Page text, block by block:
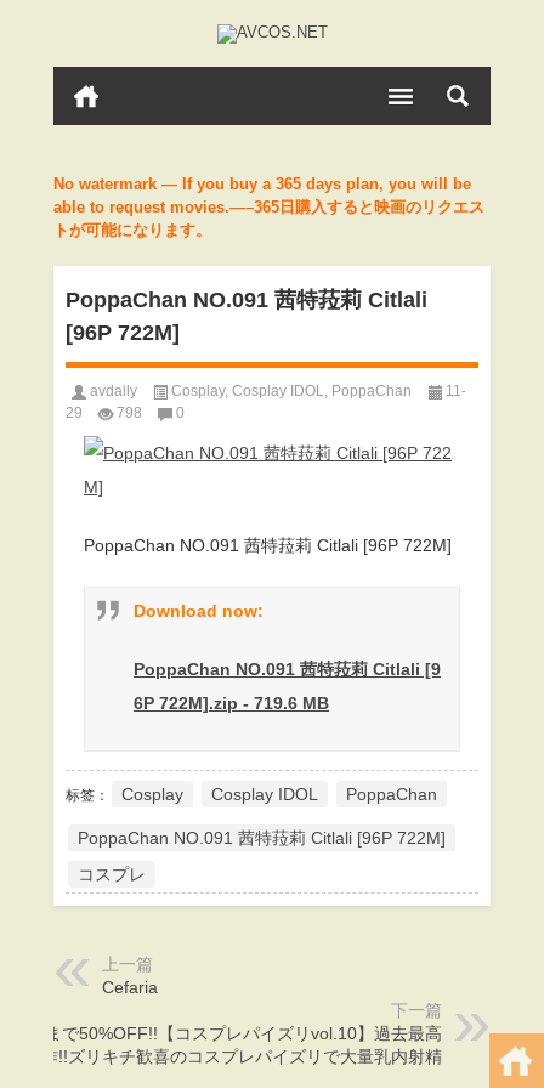
No watermark — If you buy a 365 days plan, you will be
able to request movies.—–365日購入すると映画のリクエス
トが可能になります。
PoppaChan NO.091 茜特菈莉 Citlali
[96P 722M]
avdaily Cosplay, Cosplay IDOL PoppaChan
11-
29
798 0
PoppaChan NO.091 茜特菈莉 Citlali [96P 722M]
Download now:
PoppaChan NO.091 茜特菈莉 Citlali [9
6P 722M].zip - 719.6 MB
标签： Cosplay Cosplay IDOL PoppaChan
PoppaChan NO.091 茜特菈莉 Citlali [96P 722M]
コスプレ
上一篇
Cefaria
下一篇
12/1まで50%OFF!!【コスプレパイズリvol.10】過去最高
傑作!!ズリキチ歓喜のコスプレパイズリで大量乳内射精